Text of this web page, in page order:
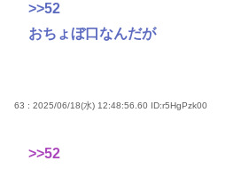
>>52
おちょぼ口なんだが
63 : 2025/06/18(水) 12:48:56.60 ID:r5HgPzk00
>>52